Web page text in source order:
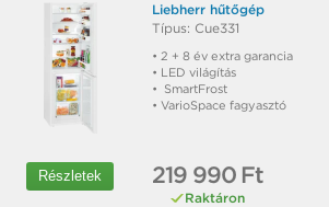
Részletek
Liebherr hűtőgép
Típus: Cue331
• 2 + 8 év extra garancia
• LED világítás
• SmartFrost
• VarioSpace fagyasztó
219 990 Ft
Raktáron